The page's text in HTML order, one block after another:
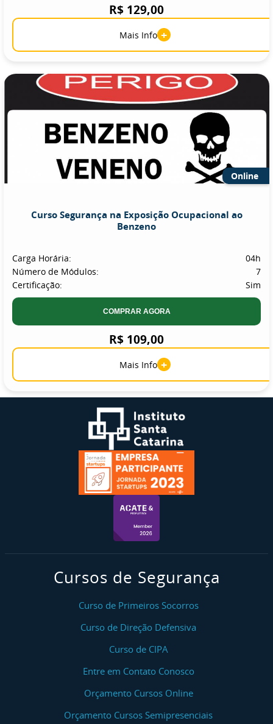
R$ 129,00
Mais Info +
Online
Curso Segurança na Exposição Ocupacional ao
Benzeno
Carga Horária:
04h
Número de Módulos:
7
Certificação:
Sim
COMPRAR AGORA
R$ 109,00
Mais Info +
Cursos de Segurança
Curso de Primeiros Socorros
Curso de Direção Defensiva
Curso de CIPA
Entre em Contato Conosco
Orçamento Cursos Online
Orçamento Cursos Semipresenciais